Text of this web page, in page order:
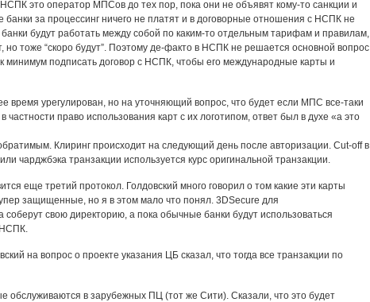
это оператор МПСов до тех пор, пока они не объявят кому-то санкции и
за процессинг ничего не платят и в договорные отношения с НСПК не
будут работать между собой по каким-то отдельным тарифам и правилам,
тоже “скоро будут”. Поэтому де-факто в НСПК не решается основной вопрос
минимум подписать договор с НСПК, чтобы его международные карты и
урегулирован, но на уточняющий вопрос, что будет если МПС все-таки
право использования карт с их логотипом, ответ был в духе «а это
Клиринг происходит на следующий день после авторизации. Cut-off в
чарджбэка транзакции используется курс оригинальной транзакции.
еще третий протокол. Голдовский много говорил о том какие эти карты
защищенные, но я в этом мало что понял. 3DSecure для
свою директорию, а пока обычные банки будут использоваться
НСПК.
на вопрос о проекте указания ЦБ сказал, что тогда все транзакции по
обслуживаются в зарубежных ПЦ (тот же Сити). Сказали, что это будет